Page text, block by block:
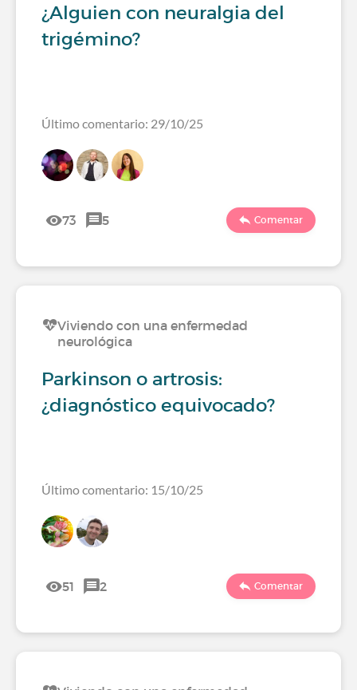
¿Alguien con neuralgia del
trigémino?
Último comentario: 29/10/25
73 5 Comentar
Viviendo con una enfermedad
neurológica
Parkinson o artrosis:
¿diagnóstico equivocado?
Último comentario: 15/10/25
51 2 Comentar